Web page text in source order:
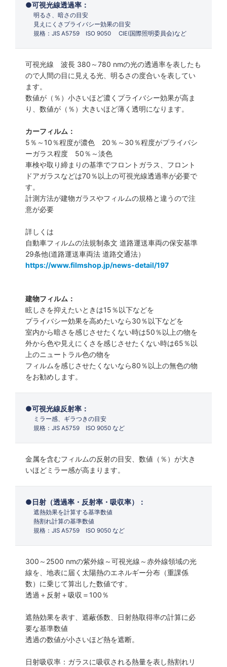
可視光線透過率：
明るさ、暗さの目安
見えにくさプライバシー効果の目安
規格：JIS A5759 ISO 9050 CIE(国際照明委員会)など
可視光線 波長 380～780 nmの光の透過率を表したも
ので人間の目に見える光、明るさの度合いを表してい
ます。
数値が（％）小さいほど濃くプライバシー効果が高ま
り、数値が（％）大きいほど薄く透明になります。
カーフィルム：
5％～10％程度が濃色 20％～30％程度がプライバシ
ーガラス程度 50％～淡色
車検や取り締まりの基準でフロントガラス、フロント
ドアガラスなどは70％以上の可視光線透過率が必要で
す。
計測方法が建物ガラスやフィルムの規格と違うので注
意が必要
詳しくは
自動車フィルムの法規制条文 道路運送車両の保安基準
29条他(道路運送車両法 道路交通法）
https://www.filmshop.jp/news-detail/197
建物フィルム：
眩しさを抑えたいときは15％以下などを
プライバシー効果を高めたいなら30％以下などを
室内から暗さを感じさせたくない時は50％以上の物を
外から色や見えにくさを感じさせたくない時は65％以
上のニュートラル色の物を
フィルムを感じさせたくないなら80％以上の無色の物
をお勧めします。
可視光線反射率：
ミラー感、ギラつきの目安
規格：JIS A5759 ISO 9050 など
金属を含むフィルムの反射の目安、数値（％）が大き
いほどミラー感が高まります。
日射（透過率・反射率・吸収率）：
遮熱効果を計算する基準数値
熱割れ計算の基準数値
規格：JIS A5759 ISO 9050 など
300～2500 nmの紫外線～可視光線～赤外線領域の光
線を、地表に届く太陽熱のエネルギー分布（重課係
数）に乗じて算出した数値です。
透過＋反射＋吸収＝100％
遮熱効果を表す、遮蔽係数、日射熱取得率の計算に必
要な基準数値
透過の数値が小さいほど熱を遮断。
日射吸収率：ガラスに吸収される熱量を表し熱割れリ